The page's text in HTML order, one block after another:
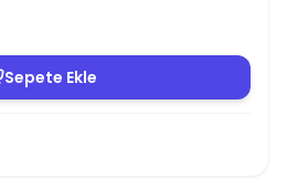
Sepete Ekle